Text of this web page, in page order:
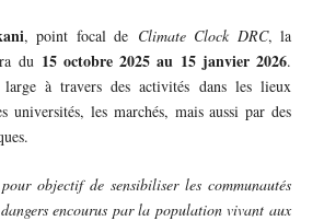
, point focal de Climate Clock DRC, la
du 15 octobre 2025 au 15 janvier 2026.
à travers des activités dans les lieux
universités, les marchés, mais aussi par des
objectif de sensibiliser les communautés
encourus par la population vivant aux